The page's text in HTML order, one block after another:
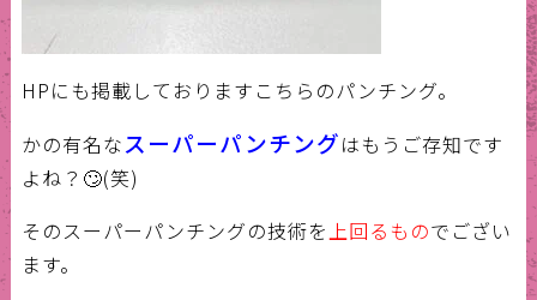
HPにも掲載しておりますこちらのパンチング。
かの有名なスーパーパンチングはもうご存知です
よね？🙄(笑)
そのスーパーパンチングの技術を上回るものでござい
ます。